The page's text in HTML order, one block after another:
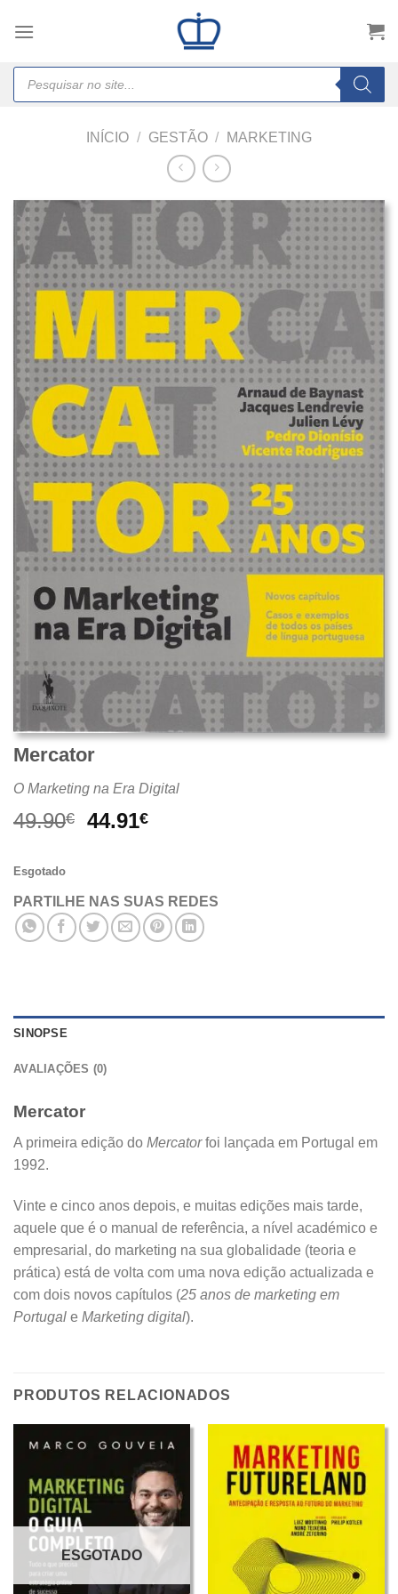
Products
search
INÍCIO / GESTÃO / MARKETING
Mercator
O Marketing na Era Digital
49.90€
O
49.90€.
44.91€O
44.91€.
Esgotado
PARTILHE NAS SUAS REDES
SINOPSE
AVALIAÇÕES (0)
Mercator
A primeira edição do Mercatorfoi lançada em Portugal em
1992.
Vinte e cinco anos depois, e muitas edições mais tarde,
aquele que é o manual de referência, a nível académico e
empresarial, do marketing na sua globalidade (teoria e
prática) está de volta com uma nova edição actualizada e
com dois novos capítulos (25 anos de marketing em
Portugal e Marketing digital).
PRODUTOS RELACIONADOS
ESGOTADO